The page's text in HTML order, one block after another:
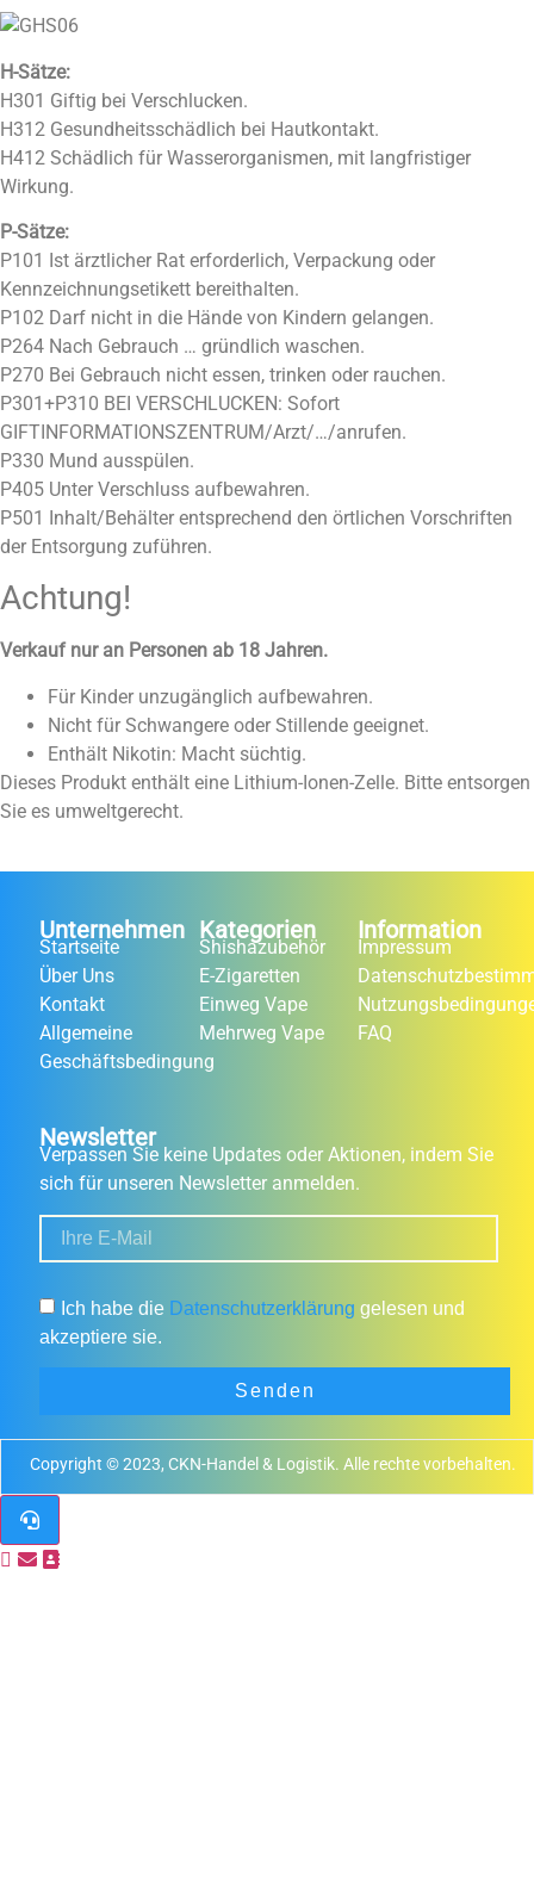
H-Sätze:
H301 Giftig bei Verschlucken.
H312 Gesundheitsschädlich bei Hautkontakt.
H412 Schädlich für Wasserorganismen, mit langfristiger
Wirkung.
P-Sätze:
P101 Ist ärztlicher Rat erforderlich, Verpackung oder
Kennzeichnungsetikett bereithalten.
P102 Darf nicht in die Hände von Kindern gelangen.
P264 Nach Gebrauch … gründlich waschen.
P270 Bei Gebrauch nicht essen, trinken oder rauchen.
P301+P310 BEI VERSCHLUCKEN: Sofort
GIFTINFORMATIONSZENTRUM/Arzt/…/anrufen.
P330 Mund ausspülen.
P405 Unter Verschluss aufbewahren.
P501 Inhalt/Behälter entsprechend den örtlichen Vorschriften
der Entsorgung zuführen.
Achtung!
Verkauf nur an Personen ab 18 Jahren.
Für Kinder unzugänglich aufbewahren.
Nicht für Schwangere oder Stillende geeignet.
Enthält Nikotin: Macht süchtig.
Dieses Produkt enthält eine Lithium-Ionen-Zelle. Bitte entsorgen
Sie es umweltgerecht.
Unternehmen
Startseite
Über Uns
Kontakt
Allgemeine
Geschäftsbedingung
Kategorien
Shishazubehör
E-Zigaretten
Einweg Vape
Mehrweg Vape
Information
Impressum
FAQ
Newsletter
Verpassen Sie keine Updates oder Aktionen, indem Sie
sich für unseren Newsletter anmelden.
Ich habe die Datenschutzerklärung gelesen und
akzeptiere sie.
Senden
Copyright © 2023, CKN-Handel & Logistik. Alle rechte vorbehalten.